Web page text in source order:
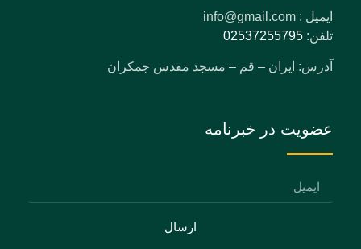
ایمیل : info@gmail.com
تلفن: 02537255795
آدرس: ایران – قم – مسجد مقدس جمکران
عضویت در خبرنامه
ارسال